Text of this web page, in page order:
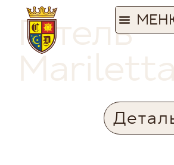
Готель
Mariletta